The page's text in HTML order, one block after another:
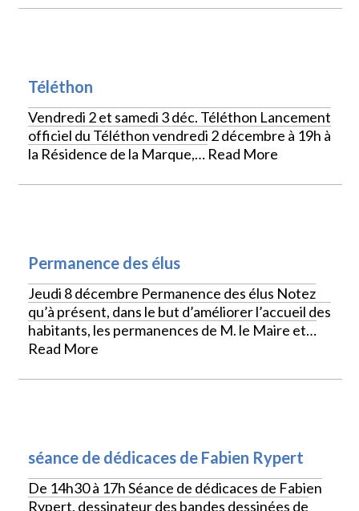
Téléthon
Vendredi 2 et samedi 3 déc. Téléthon Lancement
officiel du Téléthon vendredi 2 décembre à 19h à
la Résidence de la Marque,… Read More
Permanence des élus
Jeudi 8 décembre Permanence des élus Notez
qu’à présent, dans le but d’améliorer l’accueil des
habitants, les permanences de M. le Maire et…
Read More
séance de dédicaces de Fabien Rypert
De 14h30 à 17h Séance de dédicaces de Fabien
Rypert, dessinateur des bandes dessinées de